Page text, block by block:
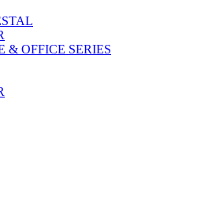
& OFFICE SERIES